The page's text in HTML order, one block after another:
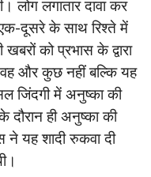
लगातार दावा कर
दूसरे के साथ रिश्ते में
को प्रभास के द्वारा
और कुछ नहीं बल्कि यह
जिंदगी में अनुष्का की
ही अनुष्का की
ने यह शादी रुकवा दी